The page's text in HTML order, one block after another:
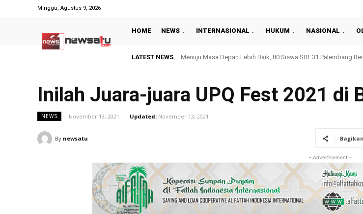
Minggu, Agustus 9, 2026
HOME NEWS INTERNASIONAL HUKUM NASIONAL
LATEST NEWSMenuju Masa Depan Lebih Baik, 80 Siswa SRT 31 Palembang
Panen Ikan Betok Bersama Pokdakan Tugu Mulya, Pemkab PALI
Inilah Juara-juara UPQ Fest 2021 di
NEWS November 13, 2021 Updated: November 13, 2021
By newsatu Bagikan
- Advertisement -